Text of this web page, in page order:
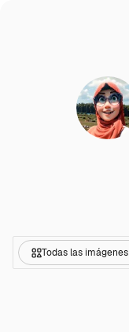
Todas las imágenes